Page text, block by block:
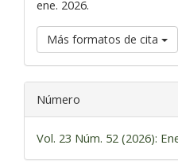
ene. 2026.
Más formatos de cita
Número
Vol. 23 Núm. 52 (2026):